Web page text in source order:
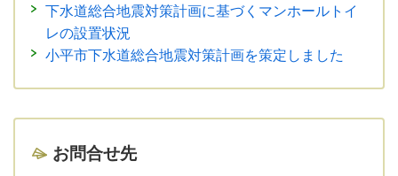
下水道総合地震対策計画に基づくマンホールトイ
レの設置状況
小平市下水道総合地震対策計画を策定しました
お問合せ先